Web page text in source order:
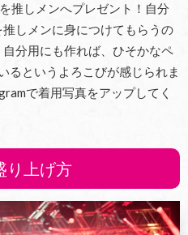
推しメンへプレゼント！自分
しメンに身につけてもらうの
分用にも作れば、ひそかなペ
るというよろこびが感じられま
で着用写真をアップしてく
り上げ方